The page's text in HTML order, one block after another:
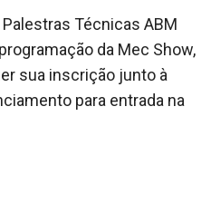
Palestras Técnicas ABM
da Mec Show,
sua inscrição junto à
para entrada na